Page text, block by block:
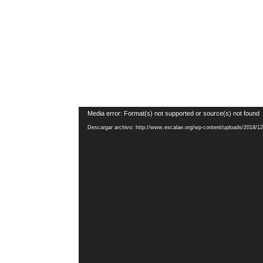
Reproductor
de
Media error: Format(s) not supported or source(s) not found
Descargar archivo: http://www.escalae.org/wp-content/uploads/2018/